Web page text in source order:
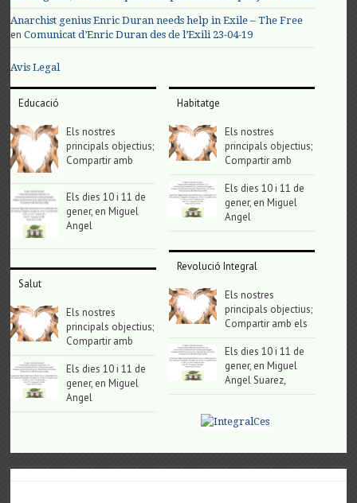
Anarchist genius Enric Duran needs help in Exile – The Free
enComunicat d’Enric Duran des de l’Exili 23-04-19
Avis Legal
Educació
Els nostres
principals objectius;
Compartir amb
Els dies 10 i 11 de
gener, en Miguel
Angel
Salut
Els nostres
principals objectius;
Compartir amb
Els dies 10 i 11 de
gener, en Miguel
Angel
Habitatge
Els nostres
principals objectius;
Compartir amb
Els dies 10 i 11 de
gener, en Miguel
Angel
Revolució Integral
Els nostres
principals objectius;
Compartir amb els
Els dies 10 i 11 de
gener, en Miguel
Angel Suarez,